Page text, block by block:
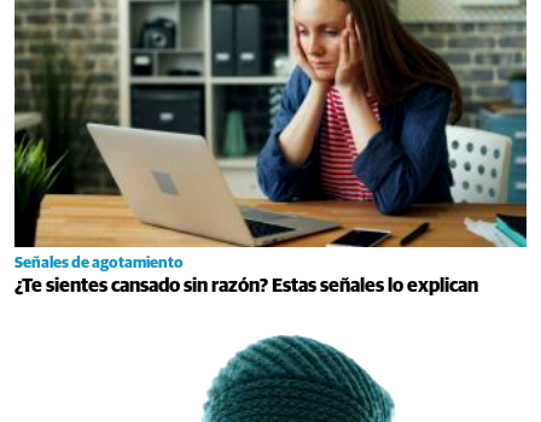
Señales de agotamiento
¿Te sientes cansado sin razón? Estas señales lo explican